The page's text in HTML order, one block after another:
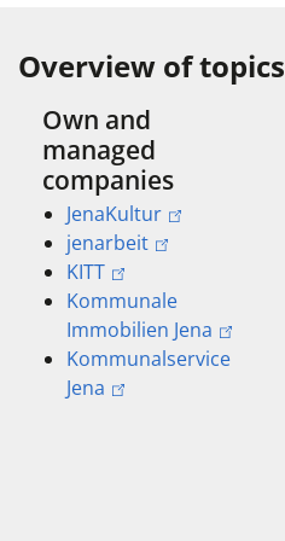
Overview of topics
Own and
managed
companies
JenaKultur
jenarbeit
KITT
Kommunale
Immobilien Jena
Kommunalservice
Jena